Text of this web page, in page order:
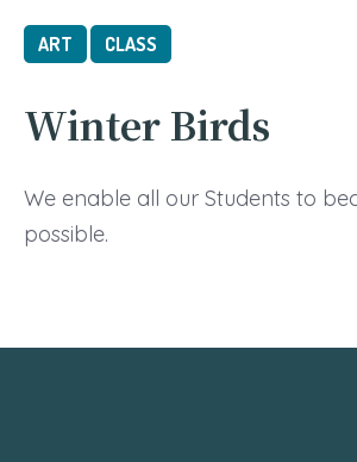
ART CLASS
Winter Birds
We enable all our Students to
possible.